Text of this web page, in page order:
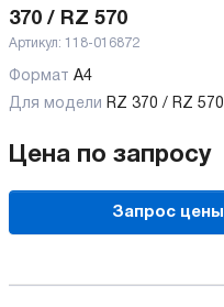
370 / RZ 570
Артикул: 118-016872
Формат А4
Для модели RZ 370 / RZ 570
Цена по запросу
Запрос цены